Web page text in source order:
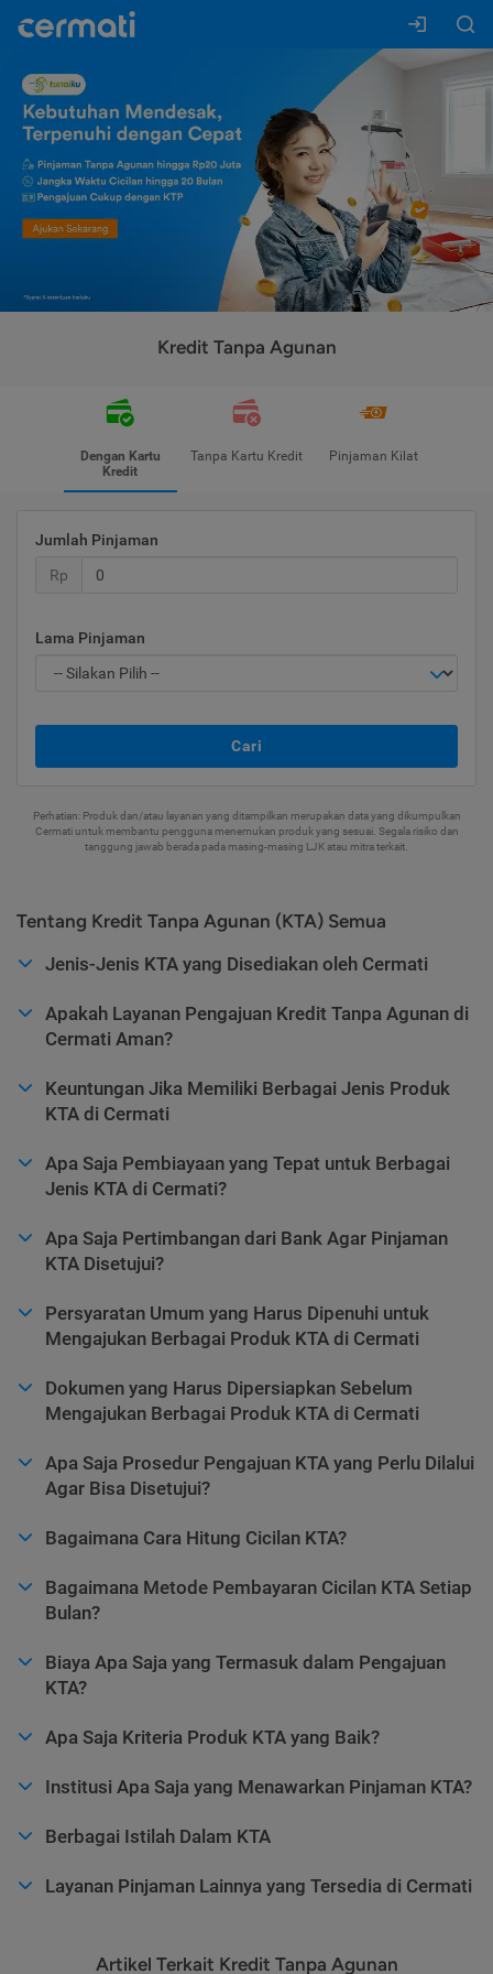
Kredit Tanpa Agunan
Dengan Kartu
Kredit
Tanpa Kartu Kredit Pinjaman Kilat
Jumlah Pinjaman
Rp
Lama Pinjaman
Cari
Perhatian: Produk dan/atau layanan yang ditampilkan merupakan data yang dikumpulkan
Cermati untuk membantu pengguna menemukan produk yang sesuai. Segala risiko dan
tanggung jawab berada pada masing-masing LJK atau mitra terkait.
Tentang Kredit Tanpa Agunan (KTA) Semua
Jenis-Jenis KTA yang Disediakan oleh Cermati
Apakah Layanan Pengajuan Kredit Tanpa Agunan di
Cermati Aman?
Keuntungan Jika Memiliki Berbagai Jenis Produk
KTA di Cermati
Apa Saja Pembiayaan yang Tepat untuk Berbagai
Jenis KTA di Cermati?
Apa Saja Pertimbangan dari Bank Agar Pinjaman
KTA Disetujui?
Persyaratan Umum yang Harus Dipenuhi untuk
Mengajukan Berbagai Produk KTA di Cermati
Dokumen yang Harus Dipersiapkan Sebelum
Mengajukan Berbagai Produk KTA di Cermati
Apa Saja Prosedur Pengajuan KTA yang Perlu Dilalui
Agar Bisa Disetujui?
Bagaimana Cara Hitung Cicilan KTA?
Bagaimana Metode Pembayaran Cicilan KTA Setiap
Bulan?
Biaya Apa Saja yang Termasuk dalam Pengajuan
KTA?
Apa Saja Kriteria Produk KTA yang Baik?
Institusi Apa Saja yang Menawarkan Pinjaman KTA?
Berbagai Istilah Dalam KTA
Layanan Pinjaman Lainnya yang Tersedia di Cermati
Artikel Terkait Kredit Tanpa Agunan